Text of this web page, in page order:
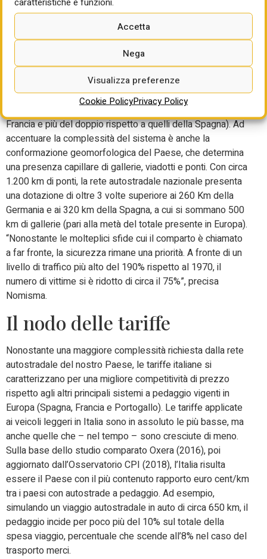
Accetta
Nega
Visualizza preferenze
Cookie PolicyPrivacy Policy
realizzato il maggiore sviluppo della rete con ben 1.300
km. Tuttavia, il suo sviluppo si è arrestato alla fine degli
anni Settanta, lasciando l’Italia con una rete che ad oggi
presenta il 50% delle tratte costruite ante 1970. Di
conseguenza la rete autostradale italiana è la più datata
d’Europa. Oltre ad essere la più vetusta, è anche, per largo
distacco, la più trafficata con una media di quasi 44mila
veicoli teorici medi giornalieri (circa +40% rispetto alla
Francia e più del doppio rispetto a quelli della Spagna). Ad
accentuare la complessità del sistema è anche la
conformazione geomorfologica del Paese, che determina
una presenza capillare di gallerie, viadotti e ponti. Con circa
1.200 km di ponti, la rete autostradale nazionale presenta
una dotazione di oltre 3 volte superiore ai 260 Km della
Germania e ai 320 km della Spagna, a cui si sommano 500
km di gallerie (pari alla metà del totale presente in Europa).
“Nonostante le molteplici sfide cui il comparto è chiamato
a far fronte, la sicurezza rimane una priorità. A fronte di un
livello di traffico più alto del 190% rispetto al 1970, il
numero di vittime si è ridotto di circa il 75%”, precisa
Nomisma.
Il nodo delle tariffe
Nonostante una maggiore complessità richiesta dalla rete
autostradale del nostro Paese, le tariffe italiane si
caratterizzano per una migliore competitività di prezzo
rispetto agli altri principali sistemi a pedaggio vigenti in
Europa (Spagna, Francia e Portogallo). Le tariffe applicate
ai veicoli leggeri in Italia sono in assoluto le più basse, ma
anche quelle che – nel tempo – sono cresciute di meno.
Sulla base dello studio comparato Oxera (2016), poi
aggiornato dall’Osservatorio CPI (2018), l’Italia risulta
essere il Paese con il più contenuto rapporto euro cent/km
tra i paesi con autostrade a pedaggio. Ad esempio,
simulando un viaggio autostradale in auto di circa 650 km, il
pedaggio incide per poco più del 10% sul totale della
spesa viaggio, percentuale che scende all’8% nel caso del
trasporto merci.